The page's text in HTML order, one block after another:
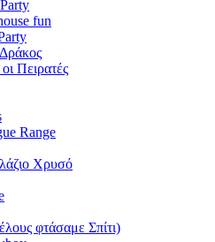
fun
Πειρατές
Range
Χρυσό
φτάσαμε Σπίτι)